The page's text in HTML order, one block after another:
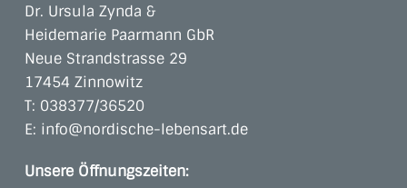
Dr. Ursula Zynda &
Heidemarie Paarmann GbR
Neue Strandstrasse 29
17454 Zinnowitz
T: 038377/36520
E: info@nordische-lebensart.de
Unsere Öffnungszeiten: